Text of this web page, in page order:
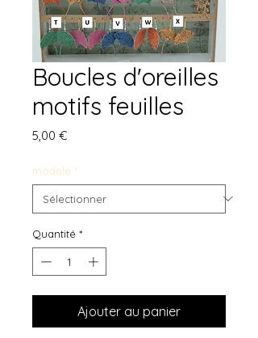
Boucles d'oreilles
motifs feuilles
5,00 €
modèle *
Quantité *
Ajouter au panier